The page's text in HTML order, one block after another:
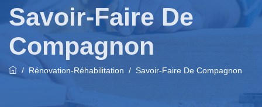
Savoir-Faire De
Compagnon
/ Rénovation-Réhabilitation / Savoir-Faire De Compagnon